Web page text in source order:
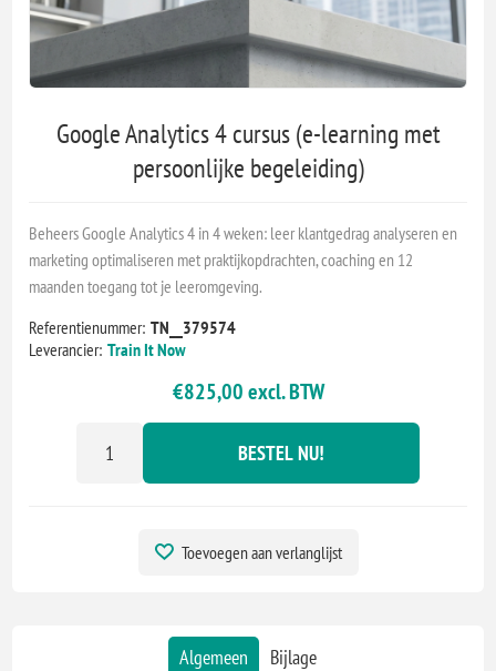
Google Analytics 4 cursus (e-learning met
persoonlijke begeleiding)
Beheers Google Analytics 4 in 4 weken: leer klantgedrag analyseren en
marketing optimaliseren met praktijkopdrachten, coaching en 12
maanden toegang tot je leeromgeving.
Referentienummer: TN__379574
Leverancier: Train It Now
€825,00 excl. BTW
BESTEL NU!
Toevoegen aan verlanglijst
Algemeen Bijlage